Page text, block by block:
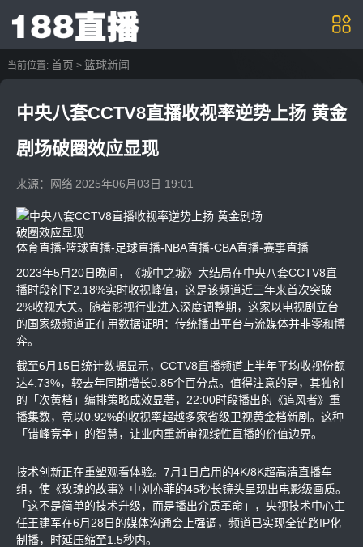
当前位置: 首页 > 篮球新闻
中央八套CCTV8直播收视率逆势上扬 黄金
剧场破圈效应显现
来源：网络 2025年06月03日 19:01
体育直播-篮球直播-足球直播-NBA直播-CBA直播-赛事直播
2023年5月20日晚间，《城中之城》大结局在中央八套CCTV8直
播时段创下2.18%实时收视峰值，这是该频道近三年来首次突破
2%收视大关。随着影视行业进入深度调整期，这家以电视剧立台
的国家级频道正在用数据证明：传统播出平台与流媒体并非零和博
弈。
截至6月15日统计数据显示，CCTV8直播频道上半年平均收视份额
达4.73%，较去年同期增长0.85个百分点。值得注意的是，其独创
的「次黄档」编排策略成效显著，22:00时段播出的《追风者》重
播集数，竟以0.92%的收视率超越多家省级卫视黄金档新剧。这种
「错峰竞争」的智慧，让业内重新审视线性直播的价值边界。
技术创新正在重塑观看体验。7月1日启用的4K/8K超高清直播车
组，使《玫瑰的故事》中刘亦菲的45秒长镜头呈现出电影级画质。
「这不是简单的技术升级，而是播出介质革命」，央视技术中心主
任王建军在6月28日的媒体沟通会上强调，频道已实现全链路IP化
制播，时延压缩至1.5秒内。